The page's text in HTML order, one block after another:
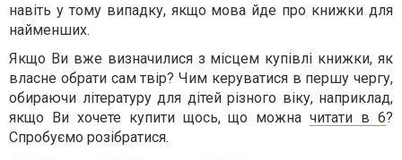
навіть у тому випадку, якщо мова йде про книжки для
найменших.
Якщо Ви вже визначилися з місцем купівлі книжки, як
власне обрати сам твір? Чим керуватися в першу чергу,
обираючи літературу для дітей різного віку, наприклад,
якщо Ви хочете купити щось, що можначитати в 6?
Спробуємо розібратися.